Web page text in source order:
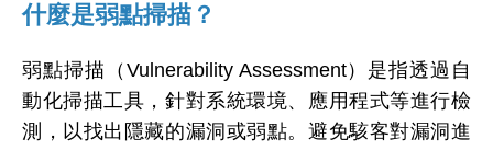
什麼是弱點掃描？
弱點掃描（Vulnerability Assessment）是指透過自
動化掃描工具，針對系統環境、應用程式等進行檢
測，以找出隱藏的漏洞或弱點。避免駭客對漏洞進